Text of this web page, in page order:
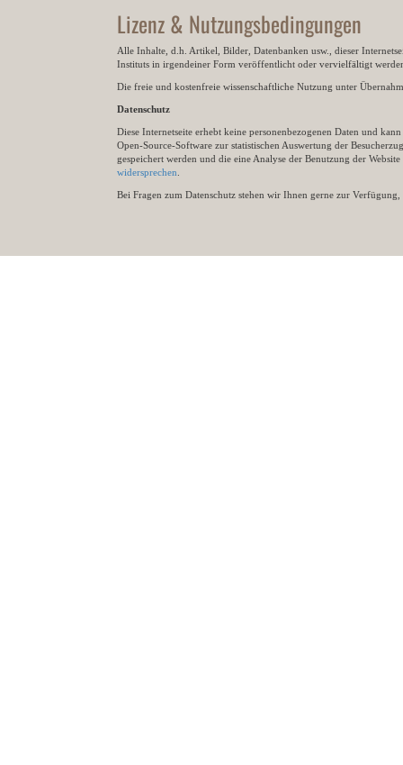
Lizenz & Nutzungsbedingungen
Alle Inhalte, d.h. Artikel, Bilder, Datenbanken usw., dieser
Instituts in irgendeiner Form veröffentlicht oder vervielfältigt
Die freie und kostenfreie wissenschaftliche Nutzung unter
Datenschutz
Diese Internetseite erhebt keine personenbezogenen Daten und
Open-Source-Software zur statistischen Auswertung der
gespeichert werden und die eine Analyse der Benutzung der
widersprechen
Bei Fragen zum Datenschutz stehen wir Ihnen gerne zur